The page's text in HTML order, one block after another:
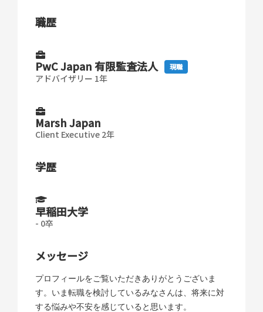
職歴
PwC Japan 有限監査法人 現職
アドバイザリー 1年
Marsh Japan
Client Executive 2年
学歴
早稲田大学
- 0卒
メッセージ
プロフィールをご覧いただきありがとうございま
す。いま転職を検討しているみなさんは、将来に対
する悩みや不安を感じていると思います。